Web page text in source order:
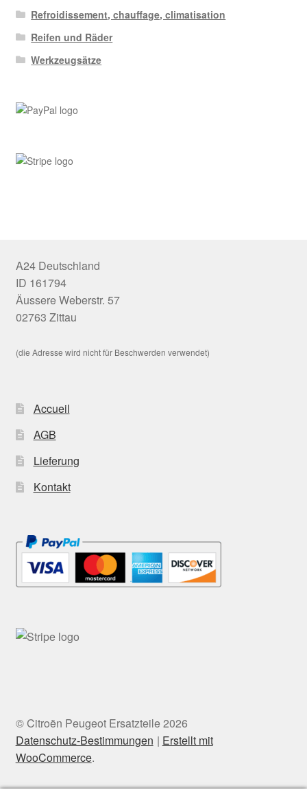
Refroidissement, chauffage, climatisation
Reifen und Räder
Werkzeugsätze
A24 Deutschland
ID 161794
Äussere Weberstr. 57
02763 Zittau
(die Adresse wird nicht für Beschwerden verwendet)
Accueil
AGB
Lieferung
Kontakt
© Citroën Peugeot Ersatzteile 2026
Datenschutz-Bestimmungen
Erstellt mit
WooCommerce.